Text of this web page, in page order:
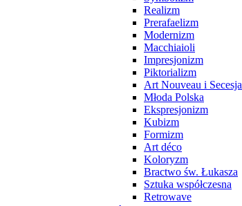
Realizm
Prerafaelizm
Modernizm
Macchiaioli
Impresjonizm
Piktorializm
Art Nouveau i Secesja
Młoda Polska
Ekspresjonizm
Kubizm
Formizm
Art déco
Koloryzm
Bractwo św. Łukasza
Sztuka współczesna
Retrowave